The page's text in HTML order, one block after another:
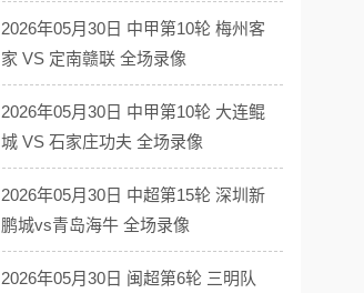
2026年05月30日 中甲第10轮 梅州客
家 VS 定南赣联 全场录像
2026年05月30日 中甲第10轮 大连鲲
城 VS 石家庄功夫 全场录像
2026年05月30日 中超第15轮 深圳新
鹏城vs青岛海牛 全场录像
2026年05月30日 闽超第6轮 三明队